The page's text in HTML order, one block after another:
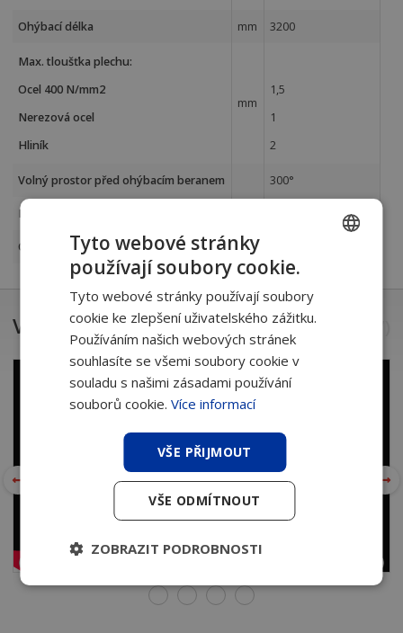
Ohýbací délka mm 3200
Max. tloušťka plechu:
Ocel 400 N/mm2
Nerezová ocel
Hliník
mm
1,5
1
2
Volný prostor před ohýbacím beranem 300°
Rozsah zadního dorazu
Ohýbání šikmých výrobků
Videa a reference
SLOVAK
Tyto webové stránky
používají soubory cookie.
Tyto webové stránky používají soubory
cookie ke zlepšení uživatelského zážitku.
Používáním našich webových stránek
souhlasíte se všemi soubory cookie v
souladu s našimi zásadami používání
souborů cookie. Více informací
VŠE PŘIJMOUT
VŠE ODMÍTNOUT
ZOBRAZIT PODROBNOSTI